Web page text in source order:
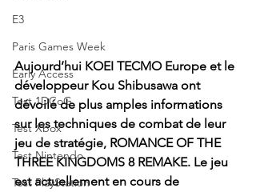
E3
Paris Games Week
Early Access
Test 1DCoG
Test Xbox
Test Nintendo
Test PlayStation
Aujourd’hui KOEI TECMO Europe et le
développeur Kou Shibusawa ont
dévoilé de plus amples informations
sur les techniques de combat de leur
jeu de stratégie, ROMANCE OF THE
THREE KINGDOMS 8 REMAKE. Le jeu
est actuellement en cours de